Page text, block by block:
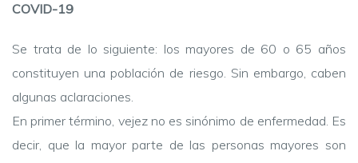
COVID-19
Se trata de lo siguiente: los mayores de 60 o 65 años
constituyen una población de riesgo. Sin embargo, caben
algunas aclaraciones.
En primer término, vejez no es sinónimo de enfermedad. Es
decir, que la mayor parte de las personas mayores son